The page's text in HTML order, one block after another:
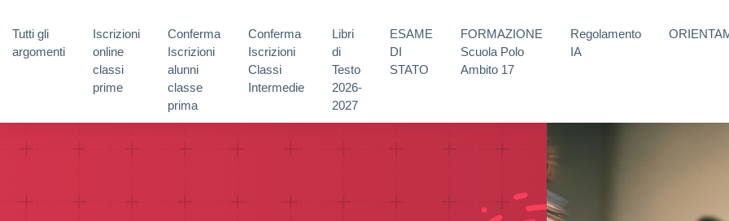
Tutti gli
argomenti
Iscrizioni
online
classi
prime
Conferma
Iscrizioni
alunni
classe
prima
Conferma
Iscrizioni
Classi
Intermedie
Libri
di
Testo
2026-
2027
ESAME
DI
STATO
FORMAZIONE
Scuola Polo
Ambito 17
Regolamento
IA